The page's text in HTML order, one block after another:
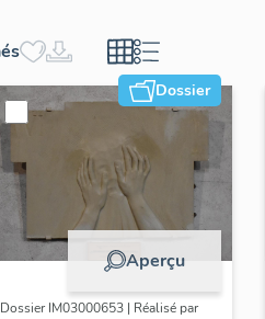
Dossier
Aperçu
Dossier IM03000653 | Réalisé par